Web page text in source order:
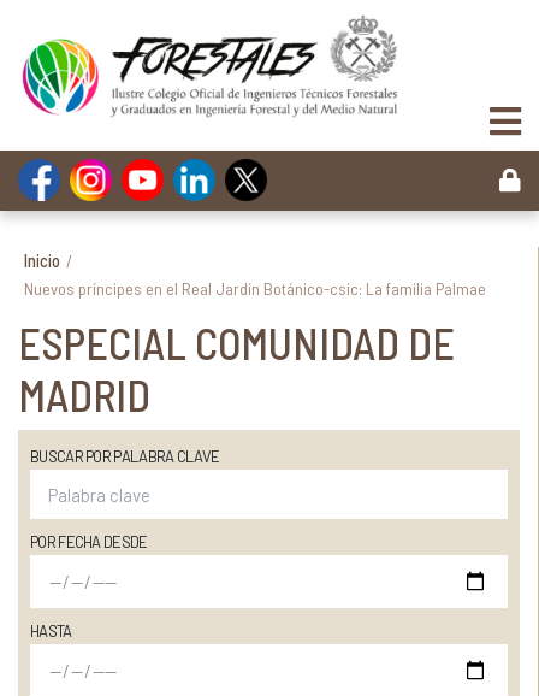
Inicio /
Nuevos príncipes en el Real Jardín Botánico-csic: La familia Palmae
ESPECIAL COMUNIDAD DE
MADRID
BUSCAR POR PALABRA CLAVE
POR FECHA DESDE
HASTA